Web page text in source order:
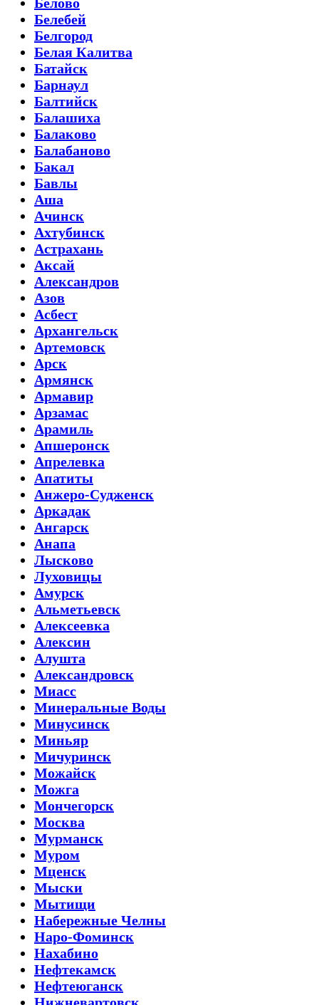
Белебей
Белгород
Белая Калитва
Батайск
Барнаул
Балтийск
Балашиха
Балаково
Балабаново
Бакал
Бавлы
Аша
Ачинск
Ахтубинск
Астрахань
Аксай
Александров
Азов
Асбест
Архангельск
Артемовск
Арск
Армянск
Армавир
Арзамас
Арамиль
Апшеронск
Апрелевка
Апатиты
Анжеро-Судженск
Аркадак
Ангарск
Анапа
Лысково
Луховицы
Амурск
Альметьевск
Алексеевка
Алексин
Алушта
Александровск
Миасс
Минеральные Воды
Минусинск
Миньяр
Мичуринск
Можайск
Можга
Мончегорск
Москва
Мурманск
Муром
Мценск
Мыски
Мытищи
Набережные Челны
Наро-Фоминск
Нахабино
Нефтекамск
Нефтеюганск
Нижневартовск